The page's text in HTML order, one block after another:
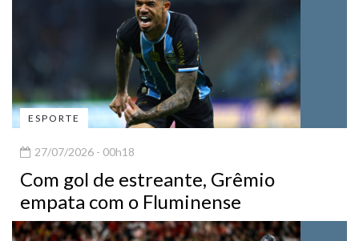
ESPORTE
27/07/2026 - 00h18
Com gol de estreante, Grêmio
empata com o Fluminense